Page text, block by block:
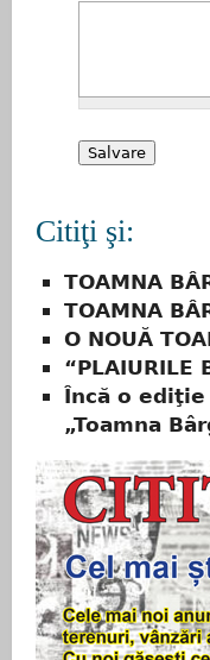
Citiţi şi:
TOAMNA
TOAMNA
O NOUĂ
“PLAIURILE
Încă o
„Toamna